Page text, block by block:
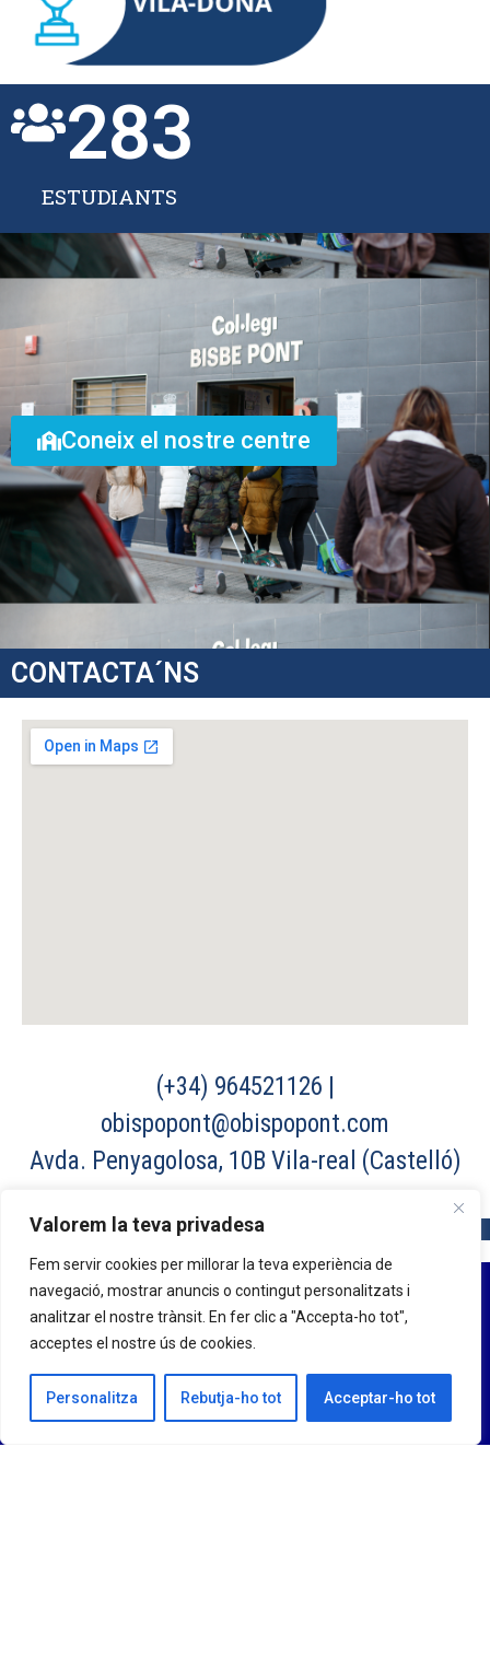
Valorem la teva privadesa
Fem servir cookies per millorar la teva experiència de
navegació, mostrar anuncis o contingut personalitzats i
analitzar el nostre trànsit. En fer clic a "Accepta-ho tot",
acceptes el nostre ús de cookies.
Personalitza Rebutja-ho tot Acceptar-ho tot
ESTUDIANTS
283
Coneix el nostre centre
CONTACTA´NS
(+34) 964521126 |
obispopont@obispopont.com
Avda. Penyagolosa, 10B Vila-real (Castelló)